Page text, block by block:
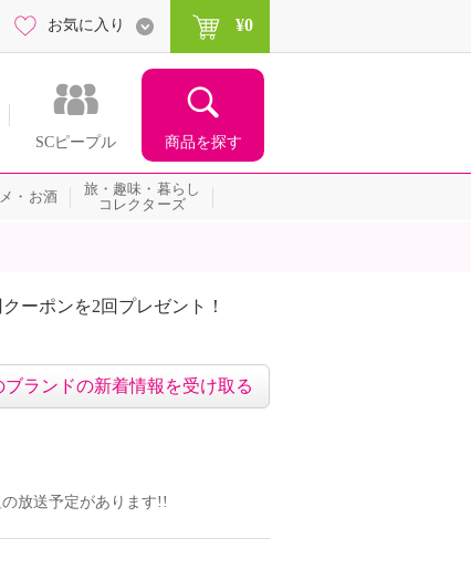
SCピープル 商品を探す
お気に入り ¥0
・お酒
旅・趣味・暮らし
コレクターズ
ーポンを2回プレゼント！
ブランドの新着情報を受け取る
放送予定があります!!